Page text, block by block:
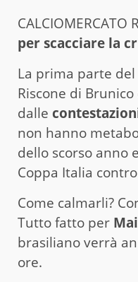
CALCIOMERCATO
per scacciare la
La prima parte del
Riscone di
dalle
non hanno
dello scorso anno
Coppa Italia
Come calmarli?
Tutto fatto per
brasiliano verrà
ore.